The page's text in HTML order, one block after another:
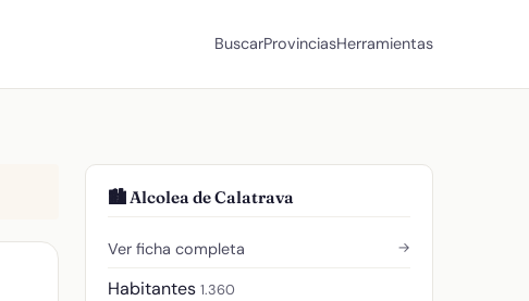
BuscarProvinciasHerramientas
🏙️ Alcolea de Calatrava
Ver ficha completa →
Habitantes 1.360